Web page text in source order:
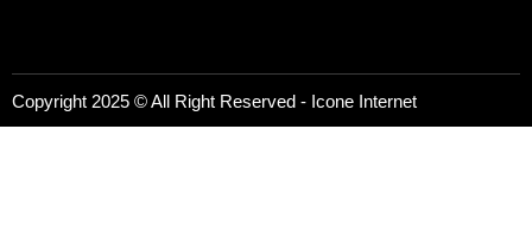
Copyright 2025 © All Right Reserved - Icone Internet